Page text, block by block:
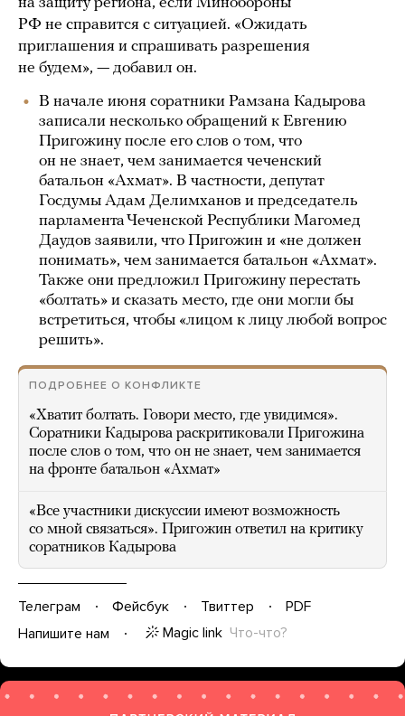
РФ не справится с ситуацией. «Ожидать
приглашения и спрашивать разрешения
не будем», — добавил он.
В начале июня соратники Рамзана Кадырова
записали несколько обращений к Евгению
Пригожину после его слов о том, что
он не знает, чем занимается чеченский
батальон «Ахмат». В частности, депутат
Госдумы Адам Делимханов и председатель
парламента Чеченской Республики Магомед
Даудов заявили, что Пригожин и «не должен
понимать», чем занимается батальон «Ахмат».
Также они предложил Пригожину перестать
«болтать» и сказать место, где они могли бы
встретиться, чтобы «лицом к лицу любой вопрос
решить».
ПОДРОБНЕЕ О КОНФЛИКТЕ
«Хватит болтать. Говори место, где увидимся».
Соратники Кадырова раскритиковали Пригожина
после слов о том, что он не знает, чем занимается
на фронте батальон «Ахмат»
«Все участники дискуссии имеют возможность
со мной связаться». Пригожин ответил на критику
соратников Кадырова
Телеграм Фейсбук Твиттер
PDF
Напишите нам
Magic link Что-что?